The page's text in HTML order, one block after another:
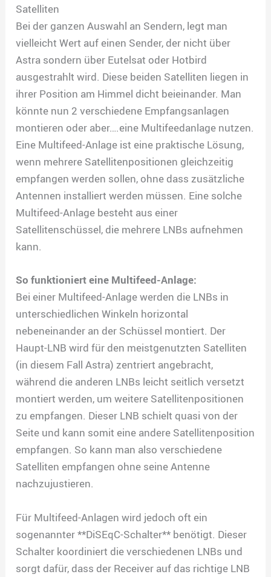
Satelliten
Bei der ganzen Auswahl an Sendern, legt man
vielleicht Wert auf einen Sender, der nicht über
Astra sondern über Eutelsat oder Hotbird
ausgestrahlt wird. Diese beiden Satelliten liegen in
ihrer Position am Himmel dicht beieinander. Man
könnte nun 2 verschiedene Empfangsanlagen
montieren oder aber….eine Multifeedanlage nutzen.
Eine Multifeed-Anlage ist eine praktische Lösung,
wenn mehrere Satellitenpositionen gleichzeitig
empfangen werden sollen, ohne dass zusätzliche
Antennen installiert werden müssen. Eine solche
Multifeed-Anlage besteht aus einer
Satellitenschüssel, die mehrere LNBs aufnehmen
kann.
So funktioniert eine Multifeed-Anlage:
Bei einer Multifeed-Anlage werden die LNBs in
unterschiedlichen Winkeln horizontal
nebeneinander an der Schüssel montiert. Der
Haupt-LNB wird für den meistgenutzten Satelliten
(in diesem Fall Astra) zentriert angebracht,
während die anderen LNBs leicht seitlich versetzt
montiert werden, um weitere Satellitenpositionen
zu empfangen. Dieser LNB schielt quasi von der
Seite und kann somit eine andere Satellitenposition
empfangen. So kann man also verschiedene
Satelliten empfangen ohne seine Antenne
nachzujustieren.
Für Multifeed-Anlagen wird jedoch oft ein
sogenannter **DiSEqC-Schalter** benötigt. Dieser
Schalter koordiniert die verschiedenen LNBs und
sorgt dafür, dass der Receiver auf das richtige LNB